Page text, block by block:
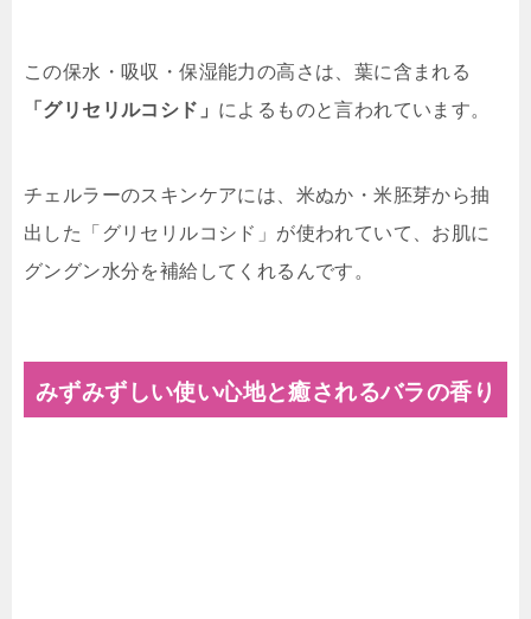
この保水・吸収・保湿能力の高さは、葉に含まれる
「グリセリルコシド」 によるものと言われています。
チェルラーのスキンケアには、米ぬか・米胚芽から抽
出した「グリセリルコシド」が使われていて、お肌に
グングン水分を補給してくれるんです。
みずみずしい使い心地と癒されるバラの香り